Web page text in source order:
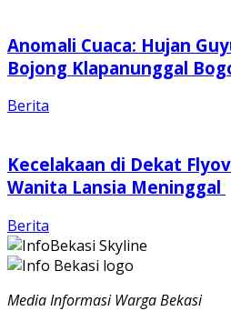
Anomali Cuaca: Hujan
Bojong Klapanunggal
Berita
Kecelakaan di Dekat
Wanita Lansia Meninggal
Berita
Media Informasi Warga Bekasi